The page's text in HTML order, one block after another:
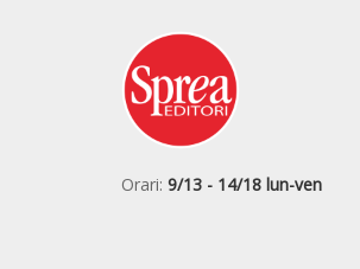
Orari: 9/13 - 14/18 lun-ven